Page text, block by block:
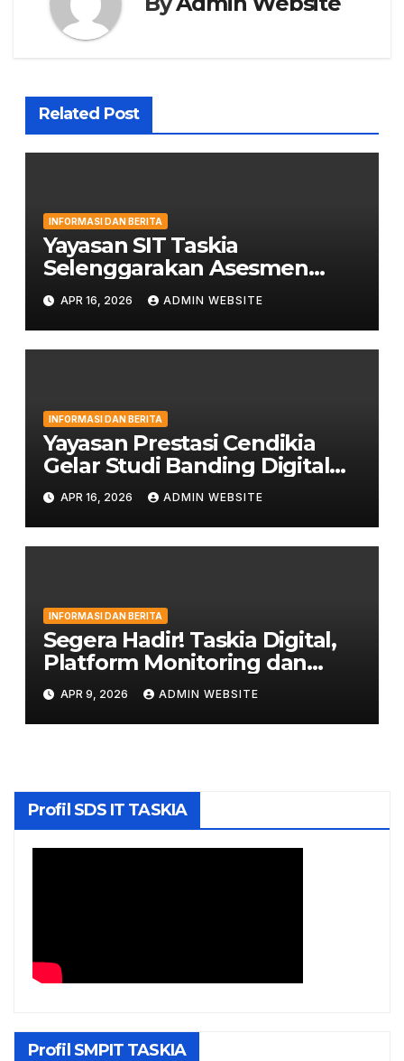
Related Post
INFORMASI DAN BERITA
Yayasan SIT Taskia
Selenggarakan Asesmen
Kepemimpinan untuk
Penguatan Mutu Pendidikan
APR 16, 2026 ADMIN WEBSITE
INFORMASI DAN BERITA
Yayasan Prestasi Cendikia
Gelar Studi Banding Digital
Classroom ke LPIT Thariq bin
Ziyad
APR 16, 2026 ADMIN WEBSITE
INFORMASI DAN BERITA
Segera Hadir! Taskia Digital,
Platform Monitoring dan
Penghubung Orang Tua
dengan Sekolah
APR 9, 2026 ADMIN WEBSITE
Profil SDS IT TASKIA
Profil SMPIT TASKIA